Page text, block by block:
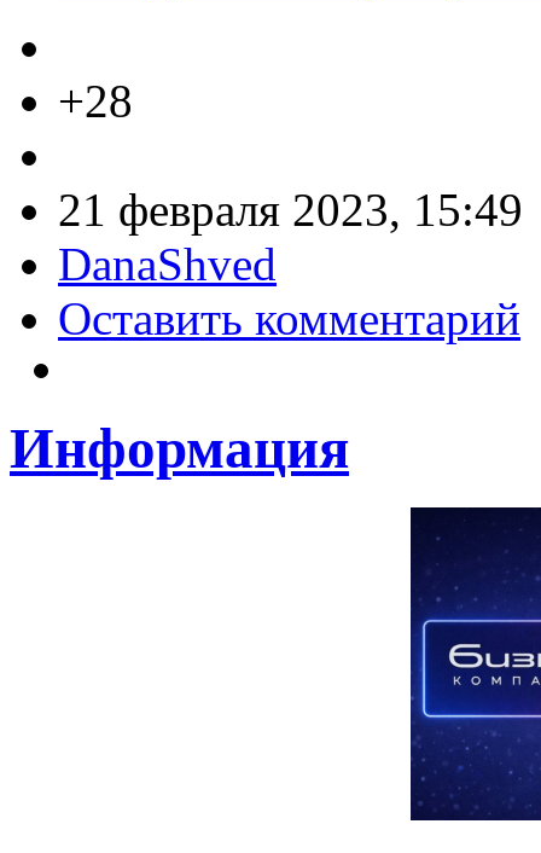
+28
21 февраля 2023, 15:49
DanaShved
Оставить комментарий
Информация